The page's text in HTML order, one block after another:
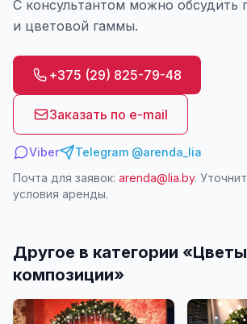
С консультантом можно обсудить
и цветовой гаммы.
+375 (29) 825-79-48
Заказать по e-mail
Viber
Telegram @arenda_lia
Почта для заявок: arenda@lia.by.
условия аренды.
Другое в категории «
композиции»